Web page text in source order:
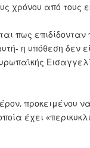
χρόνου από τους
πως επιδίδονταν
η υπόθεση δεν
προκειμένου
έχει